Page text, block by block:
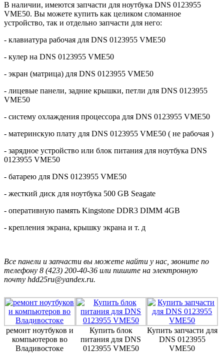
В наличии, имеются запчасти для ноутбука DNS 0123955
VME50. Вы можете купить как целиком сломанное
устройство, так и отдельно запчасти для него:
- клавиатура рабочая для DNS 0123955 VME50
- кулер на DNS 0123955 VME50
- экран (матрица) для DNS 0123955 VME50
- лицевые панели, задние крышки, петли для DNS 0123955
VME50
- систему охлаждения процессора для DNS 0123955 VME50
- материнскую плату для DNS 0123955 VME50 ( не рабочая )
- зарядное устройство или блок питания для ноутбука DNS
0123955 VME50
- батарею для DNS 0123955 VME50
- жесткий диск для ноутбука 500 GB Seagate
- оперативную память Kingstone DDR3 DIMM 4GB
- крепления экрана, крышку экрана и т. д
Все панели и запчасти вы можете найти у нас, звоните по
телефону 8 (423) 200-40-36 или пишите на электронную
почту hdd25ru@yandex.ru.
ремонт ноутбуков и
компьютеров во
Владивостоке
Купить блок
питания для DNS
0123955 VME50
Купить запчасти для
DNS 0123955
VME50